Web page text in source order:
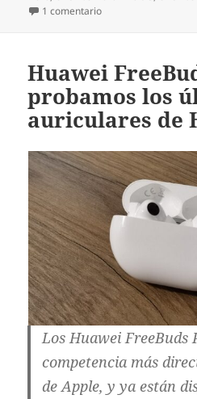
1 comentarioen OnePlus Nord
Huawei
probamos los
auriculares de
Los Huawei FreeBuds
competencia más
de Apple, y ya están